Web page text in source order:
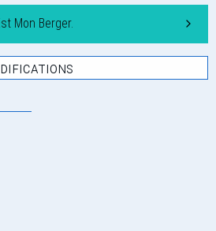
Mon Berger.